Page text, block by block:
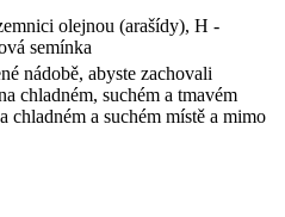
olejnou (arašídy), H -
semínka
nádobě, abyste zachovali
chladném, suchém a tmavém
chladném a suchém místě a mimo